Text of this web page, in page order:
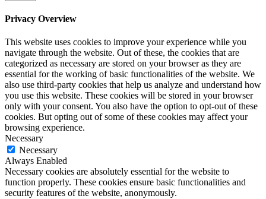
Privacy Overview
This website uses cookies to improve your experience while you
navigate through the website. Out of these, the cookies that are
categorized as necessary are stored on your browser as they are
essential for the working of basic functionalities of the website. We
also use third-party cookies that help us analyze and understand how
you use this website. These cookies will be stored in your browser
only with your consent. You also have the option to opt-out of these
cookies. But opting out of some of these cookies may affect your
browsing experience.
Necessary
Necessary
Always Enabled
Necessary cookies are absolutely essential for the website to
function properly. These cookies ensure basic functionalities and
security features of the website, anonymously.